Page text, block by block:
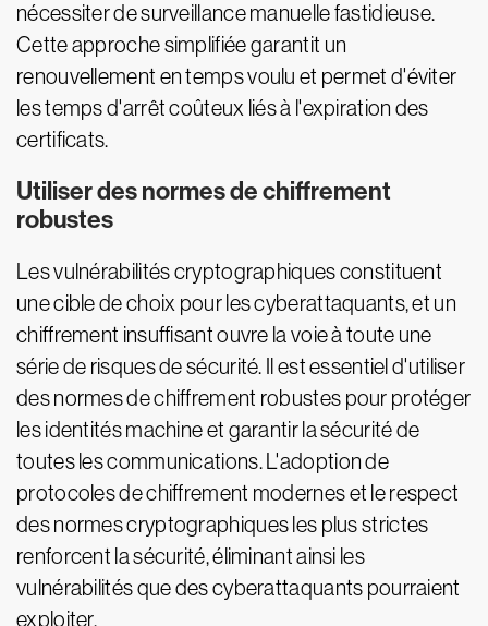
nécessiter de surveillance manuelle fastidieuse.
Cette approche simplifiée garantit un
renouvellement en temps voulu et permet d'éviter
les temps d'arrêt coûteux liés à l'expiration des
certificats.
Utiliser des normes de chiffrement
robustes
Les vulnérabilités cryptographiques constituent
une cible de choix pour les cyberattaquants, et un
chiffrement insuffisant ouvre la voie à toute une
série de risques de sécurité. Il est essentiel d'utiliser
des normes de chiffrement robustes pour protéger
les identités machine et garantir la sécurité de
toutes les communications. L'adoption de
protocoles de chiffrement modernes et le respect
des normes cryptographiques les plus strictes
renforcent la sécurité, éliminant ainsi les
vulnérabilités que des cyberattaquants pourraient
exploiter.